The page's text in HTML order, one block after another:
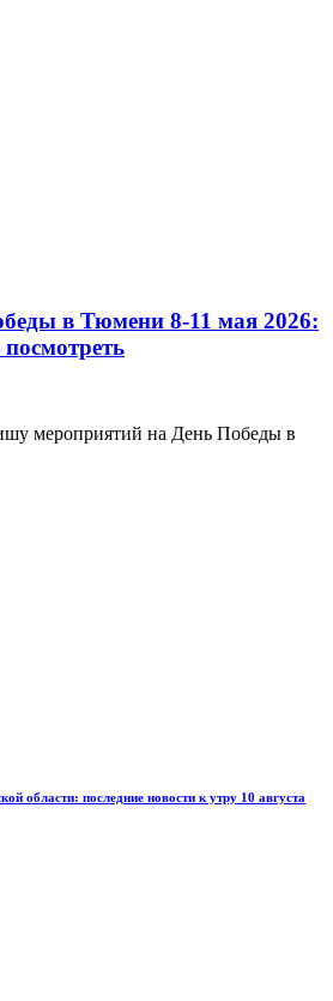
в Тюмени 8-11 мая 2026:
мероприятий на День Победы в
области: последние новости к утру 10 августа